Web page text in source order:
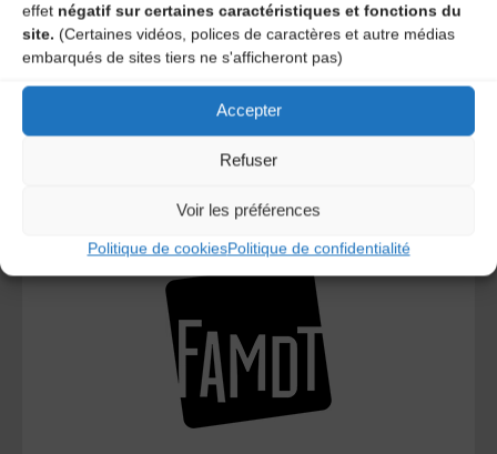
effet négatif sur certaines caractéristiques et fonctions du
site. (Certaines vidéos, polices de caractères et autre médias
embarqués de sites tiers ne s'afficheront pas)
Accepter
Refuser
Voir les préférences
Politique de cookiesPolitique de confidentialité
Le distributeur des musiques Trad'